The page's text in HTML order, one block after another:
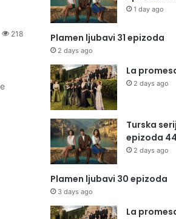
218
1 day ago
Plamen ljubavi 31 epizoda
2 days ago
La
2 days ago
Turska
epizoda 44
2 days ago
Plamen ljubavi 30 epizoda
3 days ago
La